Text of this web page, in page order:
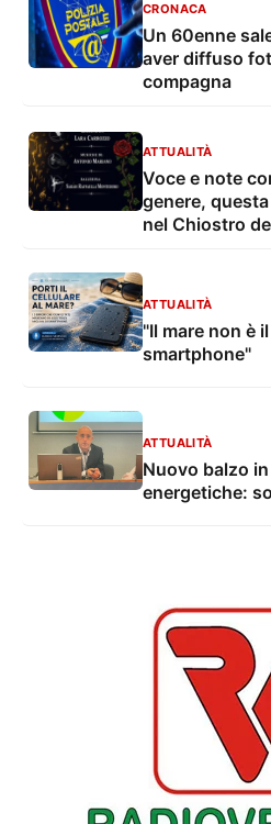
CRONACA
Un 60enne
aver diffuso
compagna
ATTUALITÀ
Voce e note
genere,
nel Chiostro
ATTUALITÀ
"Il mare non è
smartphone"
ATTUALITÀ
Nuovo balzo
energetiche: